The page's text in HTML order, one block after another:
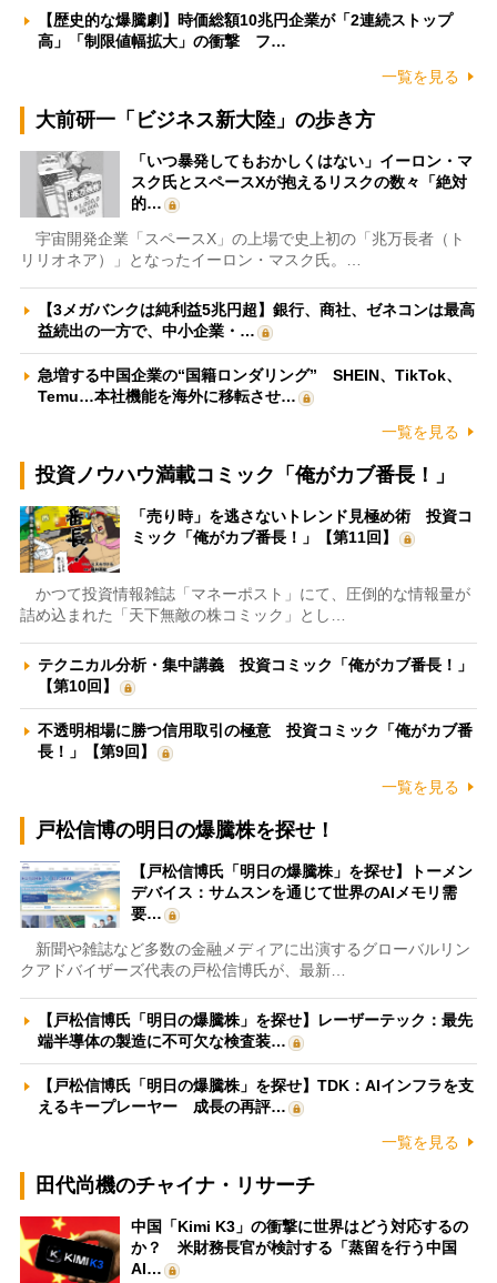
【歴史的な爆騰劇】時価総額10兆円企業が「2連続ストップ
高」「制限値幅拡大」の衝撃 フ…
一覧を見る
大前研一「ビジネス新大陸」の歩き方
「いつ暴発してもおかしくはない」イーロン・マ
スク氏とスペースXが抱えるリスクの数々「絶対
的…
宇宙開発企業「スペースX」の上場で史上初の「兆万長者（ト
リリオネア）」となったイーロン・マスク氏。…
【3メガバンクは純利益5兆円超】銀行、商社、ゼネコンは最高
益続出の一方で、中小企業・…
急増する中国企業の“国籍ロンダリング” SHEIN、TikTok、
Temu…本社機能を海外に移転させ…
一覧を見る
投資ノウハウ満載コミック「俺がカブ番長！」
「売り時」を逃さないトレンド見極め術 投資コ
ミック「俺がカブ番長！」【第11回】
かつて投資情報雑誌「マネーポスト」にて、圧倒的な情報量が
詰め込まれた「天下無敵の株コミック」とし…
テクニカル分析・集中講義 投資コミック「俺がカブ番長！」
【第10回】
不透明相場に勝つ信用取引の極意 投資コミック「俺がカブ番
長！」【第9回】
一覧を見る
戸松信博の明日の爆騰株を探せ！
【戸松信博氏「明日の爆騰株」を探せ】トーメン
デバイス：サムスンを通じて世界のAIメモリ需
要…
新聞や雑誌など多数の金融メディアに出演するグローバルリン
クアドバイザーズ代表の戸松信博氏が、最新…
【戸松信博氏「明日の爆騰株」を探せ】レーザーテック：最先
端半導体の製造に不可欠な検査装…
【戸松信博氏「明日の爆騰株」を探せ】TDK：AIインフラを支
えるキープレーヤー 成長の再評…
一覧を見る
田代尚機のチャイナ・リサーチ
中国「Kimi K3」の衝撃に世界はどう対応するの
か？ 米財務長官が検討する「蒸留を行う中国
AI…